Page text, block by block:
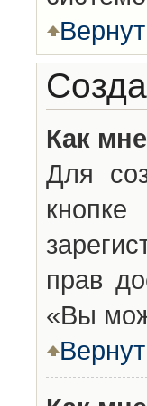
Как
Для
прав
«Вы